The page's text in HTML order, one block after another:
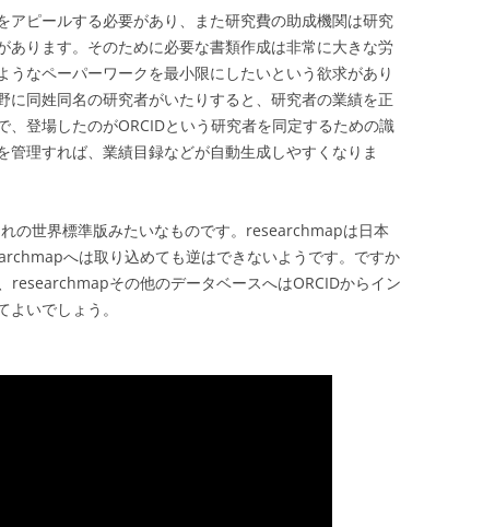
アピールする必要があり、また研究費の助成機関は研究
あります。そのために必要な書類作成は非常に大きな労
なペーパーワークを最小限にしたいという欲求があり
に同姓同名の研究者がいたりすると、研究者の業績を正
登場したのがORCIDという研究者を同定するための識
理すれば、業績目録などが自動生成しやすくなりま
の世界標準版みたいなものです。researchmapは日本
へは取り込めても逆はできないようです。ですか
researchmapその他のデータベースへはORCIDからイン
いでしょう。